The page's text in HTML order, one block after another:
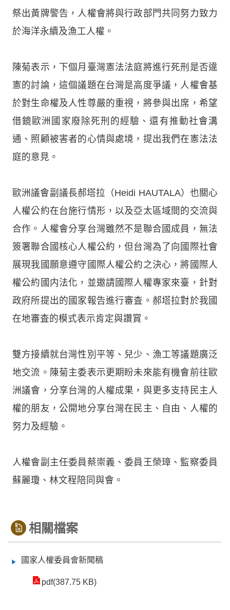
祭出黃牌警告，人權會將與行政部門共同努力致力
於海洋永續及漁工人權。
陳菊表示，下個月臺灣憲法法庭將進行死刑是否違
憲的討論，這個議題在台灣是高度爭議，人權會基
於對生命權及人性尊嚴的重視，將參與出席，希望
借鏡歐洲國家廢除死刑的經驗、還有推動社會溝
通、照顧被害者的心情與處境，提出我們在憲法法
庭的意見。
歐洲議會副議長郝塔拉（Heidi HAUTALA）也關心
人權公約在台施行情形，以及亞太區域間的交流與
合作。人權會分享台灣雖然不是聯合國成員，無法
簽署聯合國核心人權公約，但台灣為了向國際社會
展現我國願意遵守國際人權公約之決心，將國際人
權公約國内法化，並邀請國際人權專家來臺，針對
政府所提出的國家報告進行審査。郝塔拉對於我國
在地審査的模式表示肯定與讚賞。
雙方接續就台灣性別平等、兒少、漁工等議題廣泛
地交流。陳菊主委表示更期盼未來能有機會前往歐
洲議會，分享台灣的人權成果，與更多支持民主人
權的朋友，公開地分享台灣在民主、自由、人權的
努力及經驗。
人權會副主任委員蔡崇義、委員王榮璋、監察委員
蘇麗瓊、林文程陪同與會。
相關檔案
國家人權委員會新聞稿
pdf(387.75 KB)